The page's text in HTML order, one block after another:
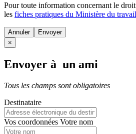
Pour toute information concernant le
les fiches pratiques du Ministère du travail
Annuler
×
Envoyer à un ami
Tous les champs sont obligatoires
Destinataire
Vos coordonnées Votre nom